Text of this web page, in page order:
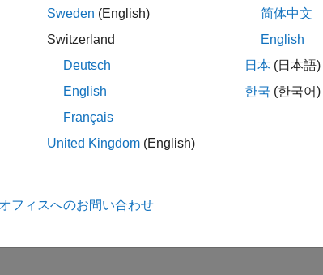
Sweden (English)
Switzerland
Deutsch
English
Français
United Kingdom (English)
简体中文
English
日本 (日本語)
한국 (한국어)
フィスへのお問い合わせ